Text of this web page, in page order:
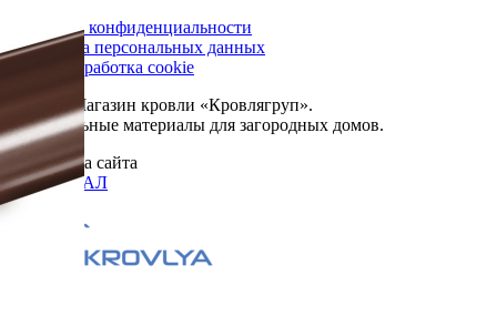
Политика конфиденциальности
Обработка персональных данных
Сбор и обработка cookie
© 2026. Магазин кровли «Кровлягруп».
Строительные материалы для загородных домов.
Разработка сайта
ОРИГИНАЛ